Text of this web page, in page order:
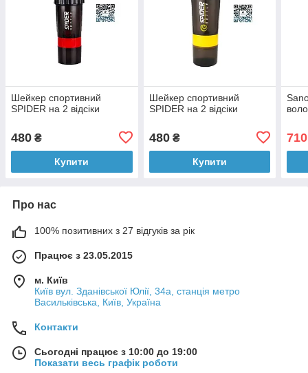
Шейкер спортивний
SPIDER на 2 відсіки
480 ₴
Купити
Шейкер спортивний
SPIDER на 2 відсіки
480₴
Купити
710
Про нас
100% позитивних з 27 відгуків за рік
Працює з 23.05.2015
м. Київ
Київ вул. Зданівської Юлії, 34а, станція метро
Васильківська, Київ, Україна
Контакти
Сьогодні працює з 10:00 до 19:00
Показати весь графік роботи